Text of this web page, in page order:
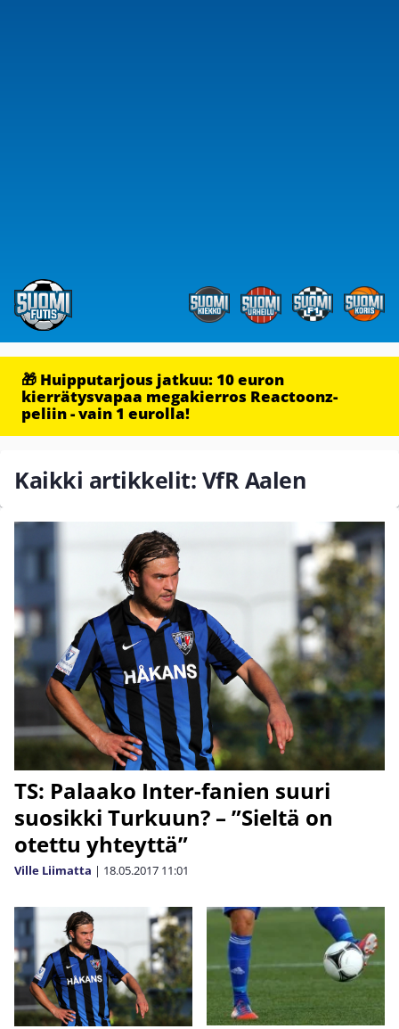
🎁 Huipputarjous jatkuu: 10 euron
kierrätysvapaa megakierros Reactoonz-
peliin - vain 1 eurolla!
Kaikki artikkelit: VfR Aalen
TS: Palaako Inter-fanien suuri
suosikki Turkuun? – ”Sieltä on
otettu yhteyttä”
Ville Liimatta | 18.05.2017 11:01